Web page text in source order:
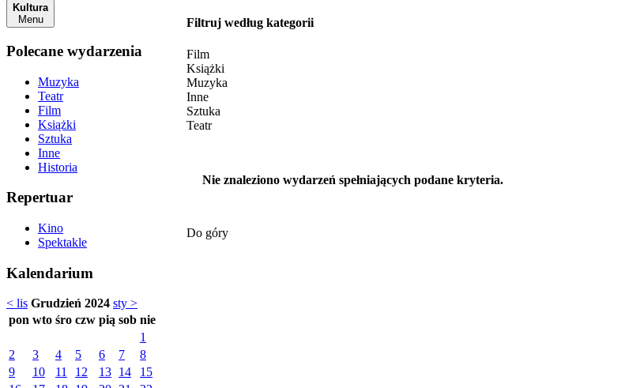
Kultura
Menu
Polecane wydarzenia
Muzyka
Teatr
Film
Książki
Sztuka
Inne
Historia
Repertuar
Kino
Spektakle
Kalendarium
< lis Grudzień 2024 sty >
pon wto śro czw pią sob nie
1
2
3 4 5 6 7
8
9
10 11 12 13 14
15
Filtruj według kategorii
Film
Książki
Muzyka
Inne
Sztuka
Teatr
Nie znaleziono wydarzeń spełniających podane kryteria.
Do góry